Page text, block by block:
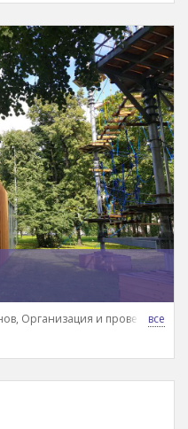
Организация и проведение